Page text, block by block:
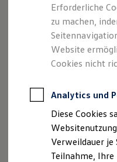
Leasing
Leasing-
Junge
Leasing
Autokredit
Versicherungen
Kfz-
Garantien
Geschäftskunden
Ihr
und
Cross.
Erforderliche
zu machen,
Website
Cookies nicht
Analytics und
Diese Cookies
Verweildauer je
Teilnahme,